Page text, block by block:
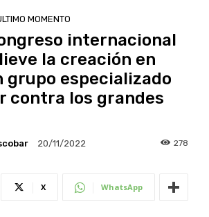
MOMENTO
internacional
la creación en
grupo especializado
contra los grandes
20/11/2022 278
X WhatsApp